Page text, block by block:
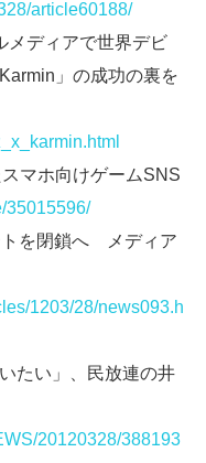
article60188/
メディアで世界デビ
」の成功の裏を
マホ向けゲームSNS
35015596/
トを閉鎖へ メディア
1203/28/news093.h
たい」、民放連の井
20120328/388193